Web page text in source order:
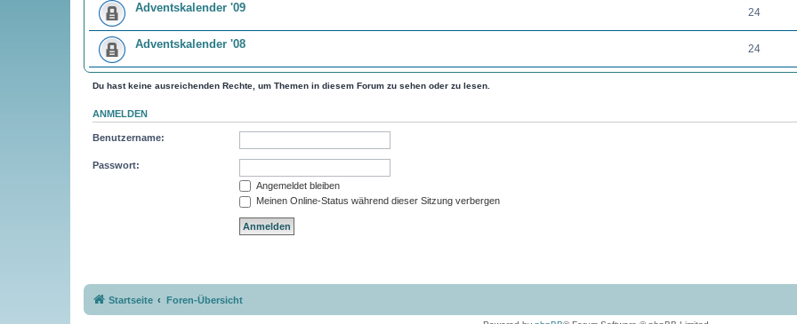
Adventskalender '09 24
Adventskalender '08 24
Du hast keine ausreichenden Rechte, um Themen in diesem Forum zu sehen oder zu lesen.
ANMELDEN
Benutzername:
Passwort:
Angemeldet bleiben
Meinen Online-Status während dieser Sitzung verbergen
Startseite Foren-Übersicht